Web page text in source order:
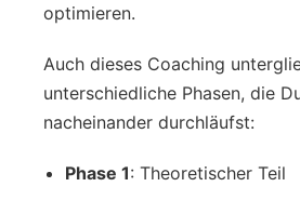
optimieren.
Auch dieses Coaching
unterschiedliche Phasen, die
nacheinander durchläufst:
Phase 1: Theoretischer Teil